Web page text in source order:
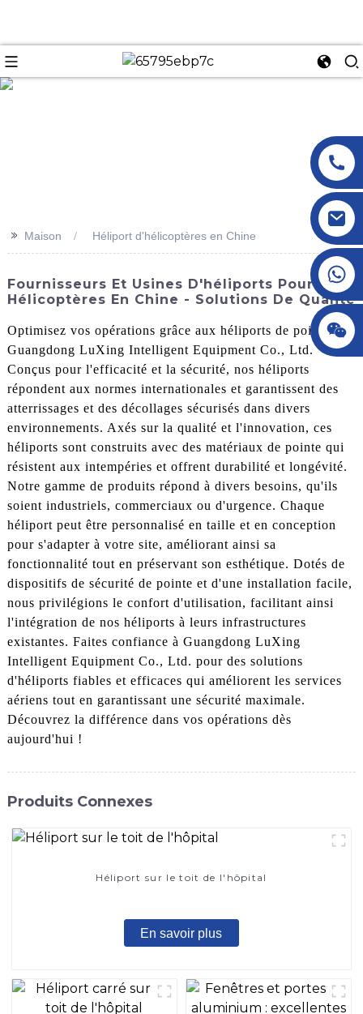
+86 18145770882
>> Maison Héliport d'hélicoptères en Chine
Fournisseurs Et Usines D'héliports Pour
Hélicoptères En Chine - Solutions De Qualité
Optimisez vos opérations grâce aux héliports de pointe de
Guangdong LuXing Intelligent Equipment Co., Ltd.
Conçus pour l'efficacité et la sécurité, nos héliports
répondent aux normes internationales et garantissent des
atterrissages et des décollages sécurisés dans divers
environnements. Axés sur la qualité et l'innovation, ces
héliports sont construits avec des matériaux de pointe qui
résistent aux intempéries et offrent durabilité et longévité.
Notre gamme de produits répond à divers besoins, qu'ils
soient industriels, commerciaux ou d'urgence. Chaque
héliport peut être personnalisé en taille et en conception
pour s'adapter à votre site, améliorant ainsi sa
fonctionnalité tout en préservant son esthétique. Dotés de
dispositifs de sécurité de pointe et d'une installation facile,
nous privilégions le confort d'utilisation, facilitant ainsi
l'intégration de nos héliports à leurs infrastructures
existantes. Faites confiance à Guangdong LuXing
Intelligent Equipment Co., Ltd. pour des solutions
d'héliports fiables et efficaces qui améliorent les services
aériens tout en garantissant une sécurité maximale.
Découvrez la différence dans vos opérations dès
aujourd'hui !
Produits Connexes
Héliport sur le toit de l'hôpital
En savoir plus